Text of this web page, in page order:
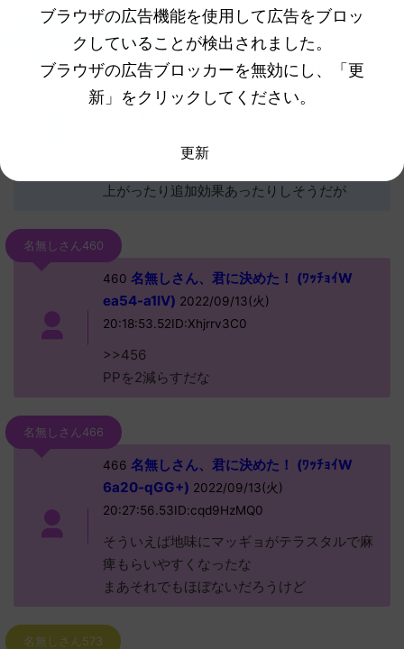
反応される人さん456
456名無しさん、君に決めた！ (ﾜｯﾁｮｲ a910-
Mjbb)2022/09/13(火)
テラバに追加効果は基本ないだろうな
上がったり追加効果あったりしそうだが
名無しさん460
460 名無しさん、君に決めた！ (ﾜｯﾁｮｲW
ea54-a1lV) 2022/09/13(火)
20:18:53.52ID:Xhjrrv3C0
>>456
PPを2減らすだな
名無しさん466
466 名無しさん、君に決めた！ (ﾜｯﾁｮｲW
6a20-qGG+) 2022/09/13(火)
20:27:56.53ID:cqd9HzMQ0
そういえば地味にマッギョがテラスタルで麻
痺もらいやすくなったな
まあそれでもほぼないだろうけど
名無しさん573
ブラウザの広告機能を使用して広告をブロッ
クしていることが検出されました。
ブラウザの広告ブロッカーを無効にし、「更
新」をクリックしてください。
更新